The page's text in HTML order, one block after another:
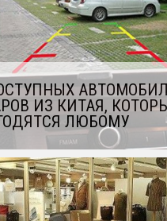
ИЗ КИТАЯ,
ЛЮБОМУ